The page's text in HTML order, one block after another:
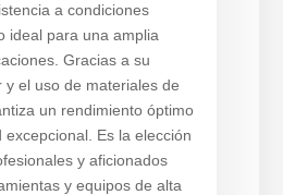
a condiciones
ideal para una amplia
Gracias a su
y el uso de materiales de
un rendimiento óptimo
Es la elección
y aficionados
y equipos de alta